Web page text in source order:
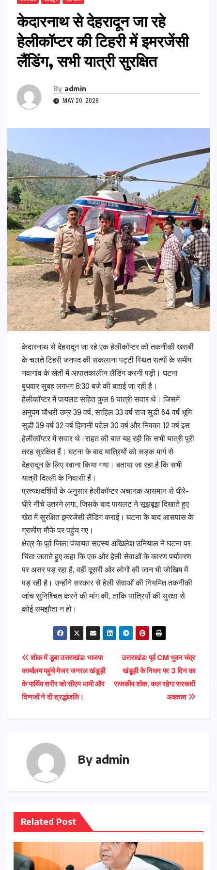
केदारनाथ से देहरादून जा रहे
हेलीकॉप्टर की टिहरी में इमरजेंसी
लैंडिंग, सभी यात्री सुरक्षित
By admin
MAY 20, 2026
केदारनाथ से देहरादून जा रहे एक हेलीकॉप्टर को तकनीकी खराबी
के चलते टिहरी जनपद की सकलाना पट्टी स्थित सत्यों के समीप
नवागांव के खेतों में आपातकालीन लैंडिंग करनी पड़ी। घटना
बुधवार सुबह लगभग 8:30 बजे की बताई जा रही है।
हेलीकॉप्टर में पायलट सहित कुल 6 यात्री सवार थे। जिसमें
अनुपम चौधरी उम्र 39 वर्ष, साहिल 33 वर्ष राज सुडी 64 वर्ष भूमि
सुडी 39 वर्ष 32 वर्ष हिमानी पटेल 30 वर्ष और निवका 12 वर्ष इस
हेलीकॉप्टर में सवार थे।राहत की बात यह रही कि सभी यात्री पूरी
तरह सुरक्षित हैं। घटना के बाद यात्रियों को सड़क मार्ग से
देहरादून के लिए रवाना किया गया। बताया जा रहा है कि सभी
यात्री दिल्ली के निवासी हैं।
प्रत्यक्षदर्शियों के अनुसार हेलीकॉप्टर अचानक आसमान से धीरे-
धीरे नीचे उतरने लगा, जिसके बाद पायलट ने सूझबूझ दिखाते हुए
खेत में सुरक्षित इमरजेंसी लैंडिंग कराई। घटना के बाद आसपास के
ग्रामीण मौके पर पहुंच गए।
क्षेत्र के पूर्व जिला पंचायत सदस्य अखिलेश उनियाल ने घटना पर
चिंता जताते हुए कहा कि एक ओर हेली सेवाओं के कारण पर्यावरण
पर असर पड़ रहा है, वहीं दूसरी ओर लोगों की जान भी जोखिम में
पड़ रही है। उन्होंने सरकार से हेली सेवाओं की नियमित तकनीकी
जांच सुनिश्चित करने की मांग की, ताकि यात्रियों की सुरक्षा से
कोई समझौता न हो।
Post
navigation
उत्तराखंड: पूर्व CM भुवन चंद्र
खंडूड़ी के निधन पर 3 दिन का
राजकीय शोक, कल रहेगा सरकारी
अवकाश
शोक में डूबा उत्तराखंड: भाजपा
कार्यालय पहुंचे मेजर जनरल खंडूड़ी
के पार्थिव शरीर को सीएम धामी और
दिग्गजों ने दी श्रद्धांजलि।
By admin
Related Post